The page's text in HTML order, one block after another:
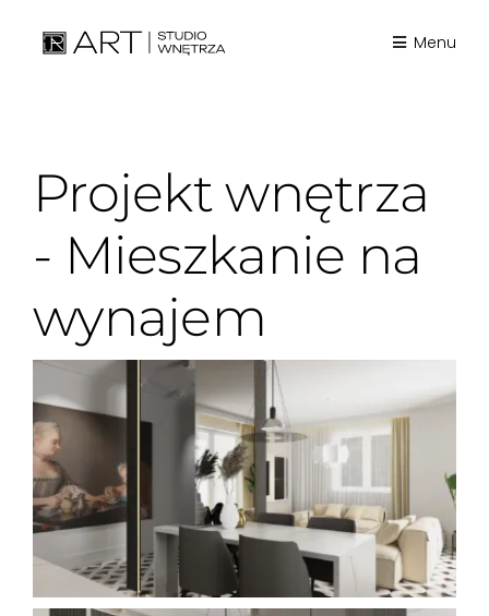
content
Menu
Projekt wnętrza
- Mieszkanie na
wynajem